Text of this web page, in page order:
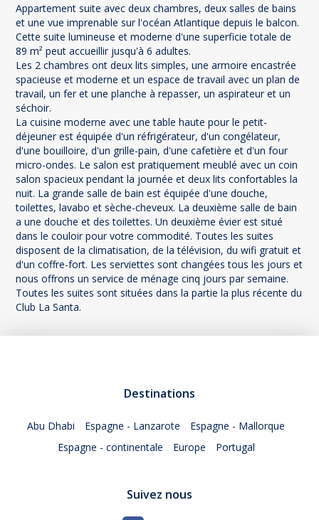
Appartement suite avec deux chambres, deux salles de bains
et une vue imprenable sur l'océan Atlantique depuis le balcon.
Cette suite lumineuse et moderne d'une superficie totale de
89 m² peut accueillir jusqu'à 6 adultes.
Les 2 chambres ont deux lits simples, une armoire encastrée
spacieuse et moderne et un espace de travail avec un plan de
travail, un fer et une planche à repasser, un aspirateur et un
séchoir.
La cuisine moderne avec une table haute pour le petit-
déjeuner est équipée d'un réfrigérateur, d'un congélateur,
d'une bouilloire, d'un grille-pain, d'une cafetière et d'un four
micro-ondes. Le salon est pratiquement meublé avec un coin
salon spacieux pendant la journée et deux lits confortables la
nuit. La grande salle de bain est équipée d'une douche,
toilettes, lavabo et sèche-cheveux. La deuxième salle de bain
a une douche et des toilettes. Un deuxième évier est situé
dans le couloir pour votre commodité. Toutes les suites
disposent de la climatisation, de la télévision, du wifi gratuit et
d'un coffre-fort. Les serviettes sont changées tous les jours et
nous offrons un service de ménage cinq jours par semaine.
Toutes les suites sont situées dans la partie la plus récente du
Club La Santa.
Destinations
Abu Dhabi Espagne - Lanzarote
Espagne - Mallorque
Espagne - continentale
Europe Portugal
Suivez nous